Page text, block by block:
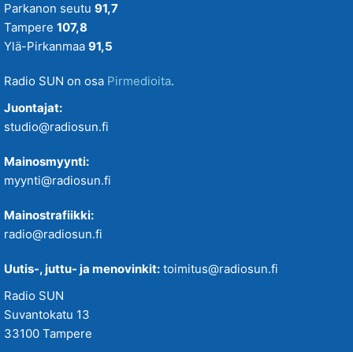
Parkanon seutu 91,7
Tampere 107,8
Ylä-Pirkanmaa 91,5
Radio SUN on osa Pirmedioita.
Juontajat:
studio@radiosun.fi
Mainosmyynti:
myynti@radiosun.fi
Mainostrafiikki:
radio@radiosun.fi
Uutis-, juttu- ja menovinkit: toimitus@radiosun.fi
Radio SUN
Suvantokatu 13
33100 Tampere